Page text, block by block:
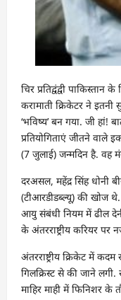
चिर प्रतिद्वंद्वी
करामाती क्रिकेटर ने इतनी
‘भविष्य’ बन गया. जी हां!
प्रतियोगिताएं जीतने वाले
(7 जुलाई) जन्मदिन है. वह
दरअसल, महेंद्र सिंह धोनी
(टीआरडीडब्ल्यू) की खोज
आयु संबंधी नियम में ढील
के अंतरराष्ट्रीय करियर पर
अंतरराष्ट्रीय क्रिकेट में
गिलक्रिस्ट से की जाने
माहिर माही में फिनिशर